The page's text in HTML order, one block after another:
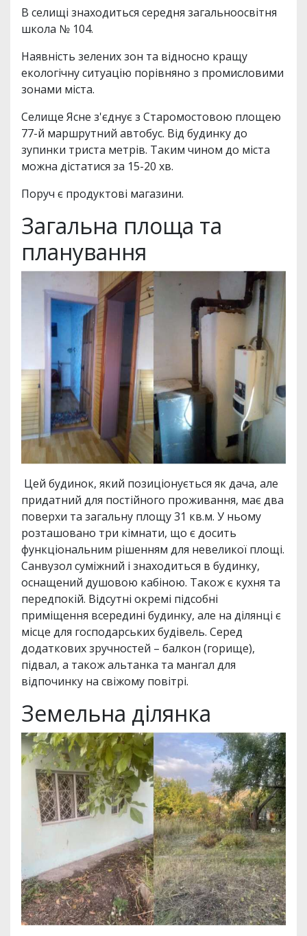
В селищі знаходиться середня загальноосвітня
школа № 104.
Наявність зелених зон та відносно кращу
екологічну ситуацію порівняно з промисловими
зонами міста.
Селище Ясне з'єднує з Старомостовою площею
77-й маршрутний автобус. Від будинку до
зупинки триста метрів. Таким чином до міста
можна дістатися за 15-20 хв.
Поруч є продуктові магазини.
Загальна площа та
планування
Цей будинок, який позиціонується як дача, але
придатний для постійного проживання, має два
поверхи та загальну площу 31 кв.м. У ньому
розташовано три кімнати, що є досить
функціональним рішенням для невеликої площі.
Санвузол суміжний і знаходиться в будинку,
оснащений душовою кабіною. Також є кухня та
передпокій. Відсутні окремі підсобні
приміщення всередині будинку, але на ділянці є
місце для господарських будівель. Серед
додаткових зручностей – балкон (горище),
підвал, а також альтанка та мангал для
відпочинку на свіжому повітрі.
Земельна ділянка